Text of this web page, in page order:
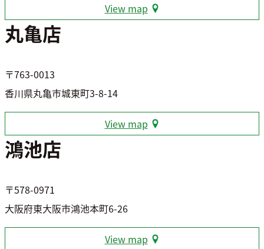
View map
丸亀店
〒763-0013
香川県丸亀市城東町3-8-14
View map
鴻池店
〒578-0971
大阪府東大阪市鴻池本町6-26
View map